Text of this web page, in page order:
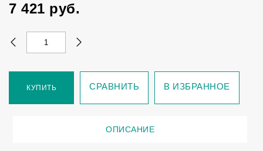
7 421 руб.
КУПИТЬ СРАВНИТЬ В ИЗБРАННОЕ
ОПИСАНИЕ